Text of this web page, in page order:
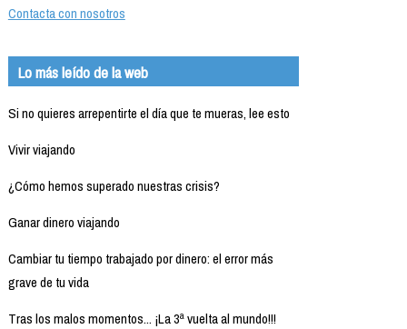
Contacta con nosotros
Lo más leído de la web
Si no quieres arrepentirte el día que te mueras, lee esto
Vivir viajando
¿Cómo hemos superado nuestras crisis?
Ganar dinero viajando
Cambiar tu tiempo trabajado por dinero: el error más
grave de tu vida
Tras los malos momentos... ¡La 3ª vuelta al mundo!!!